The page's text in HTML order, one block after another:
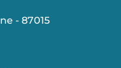
- 87015